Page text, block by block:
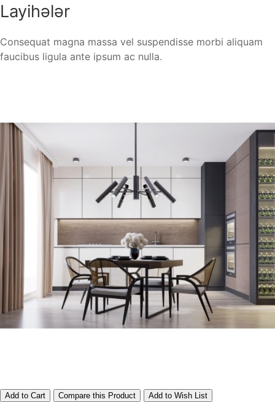
Layihələr
Consequat magna massa vel suspendisse morbi aliquam
faucibus ligula ante ipsum ac nulla.
Add to Cart Compare this Product Add to Wish List